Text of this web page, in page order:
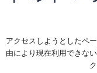
アクセスしようとしたペ
由により現在利用できな